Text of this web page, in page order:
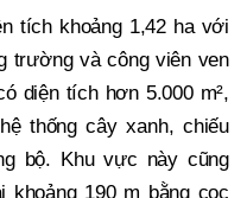
tích khoảng 1,42 ha với
trường và công viên ven
diện tích hơn 5.000 m²,
thống cây xanh, chiếu
bộ. Khu vực này cũng
190 m bằng cọc